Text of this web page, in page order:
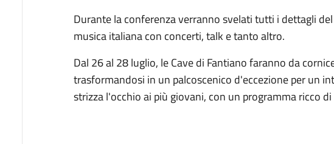
Durante la conferenza verranno svelati tutti i dettagli
musica italiana con concerti, talk e tanto altro.
Dal 26 al 28 luglio, le Cave di Fantiano faranno da
trasformandosi in un palcoscenico d'eccezione per un
strizza l'occhio ai più giovani, con un programma ricco